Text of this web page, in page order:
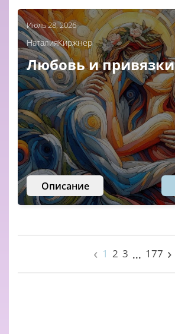
Июль 28, 2026
НаталияКиржнер
Любовь и привязки
Описание
‹ 1 2 3 ... 177 ›